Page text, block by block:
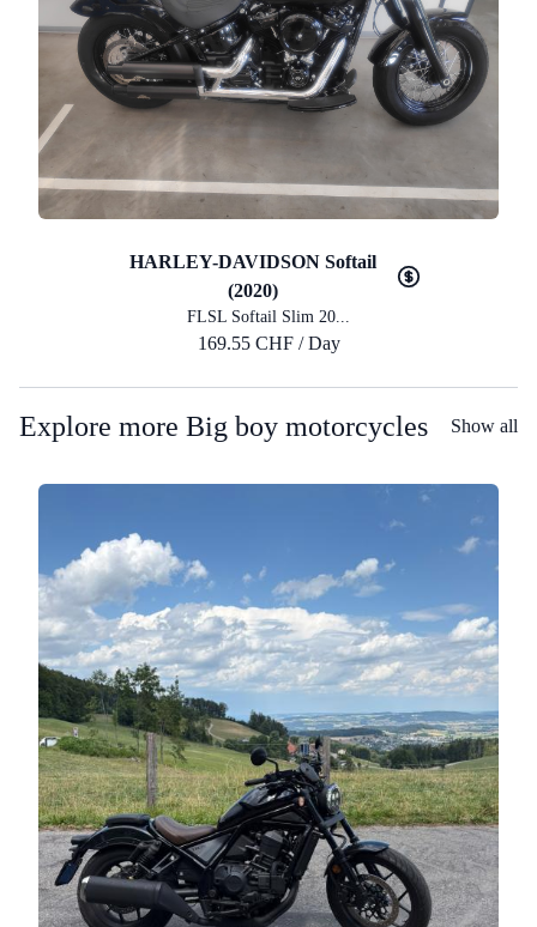
HARLEY-DAVIDSON Softail
(2020)
FLSL Softail Slim 20...
169.55 CHF / Day
Explore more Big boy motorcycles Show all